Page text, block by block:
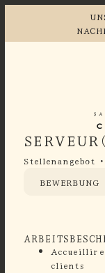
Stellenangebot
BEWERBUNG
Accueillir